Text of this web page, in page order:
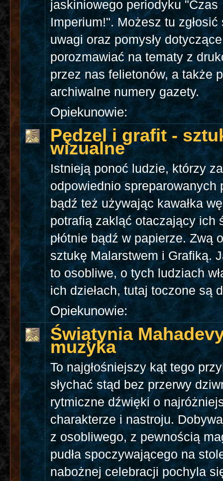
jaskiniowego periodyku "Czas
Imperium!". Możesz tu zgłosić
uwagi oraz pomysły
porozmawiać na tematy z
przez nas felietonów, a także
archiwalne numery gazety.
Opiekunowie:
Pędzel i grafit -
wizualne
Istnieją ponoć ludzie, którzy
odpowiednio spreparowanych
bądź też używając kawałka
potrafią zakląć otaczający ich
płótnie bądź w papierze. Zwą
sztukę Malarstwem i Grafiką.
to osobliwe, o tych ludziach
ich dziełach, tutaj toczone są
Opiekunowie:
Świątynia
muzyka
To najgłośniejszy kąt tego
słychać stąd bez przerwy
rytmiczne dźwięki o
charakterze i nastroju.
z osobliwego, z pewnością
pudła spoczywającego na
nabożnej celebracji pochyla